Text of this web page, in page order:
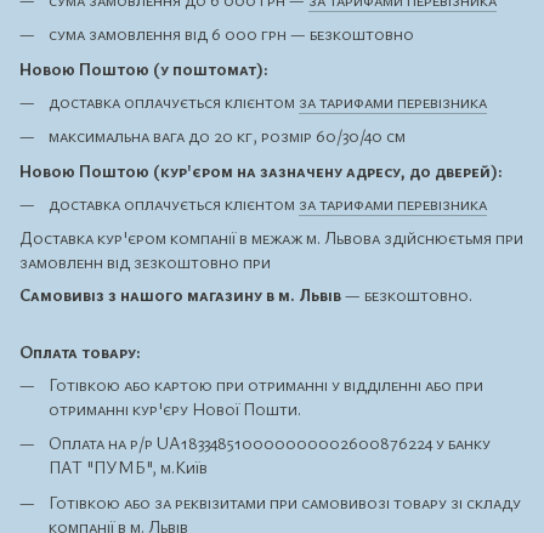
сума замовлення від 6 000 грн — безкоштовно
Новою Поштою (у поштомат):
доставка оплачується клієнтом за тарифами перевізника
максимальна вага до 20 кг, розмір 60/30/40 см
Новою Поштою (кур'єром на зазначену адресу, до дверей):
доставка оплачується клієнтом за тарифами перевізника
Доставка кур'єром компанії в межаж м. Львова здійснюєтьмя при
замовленн від зезкоштовно при
Самовивіз з нашого магазину в м. Львів— безкоштовно.
Оплата товару:
Готівкою або картою при отриманні у відділенні або при
отриманні кур'єру Нової Пошти.
Оплата на р/р UA183348510000000002600876224 у банку
ПАТ "ПУМБ", м.Київ
Готівкою або за реквізитами при самовивозі товару зі складу
компанії в м. Львів